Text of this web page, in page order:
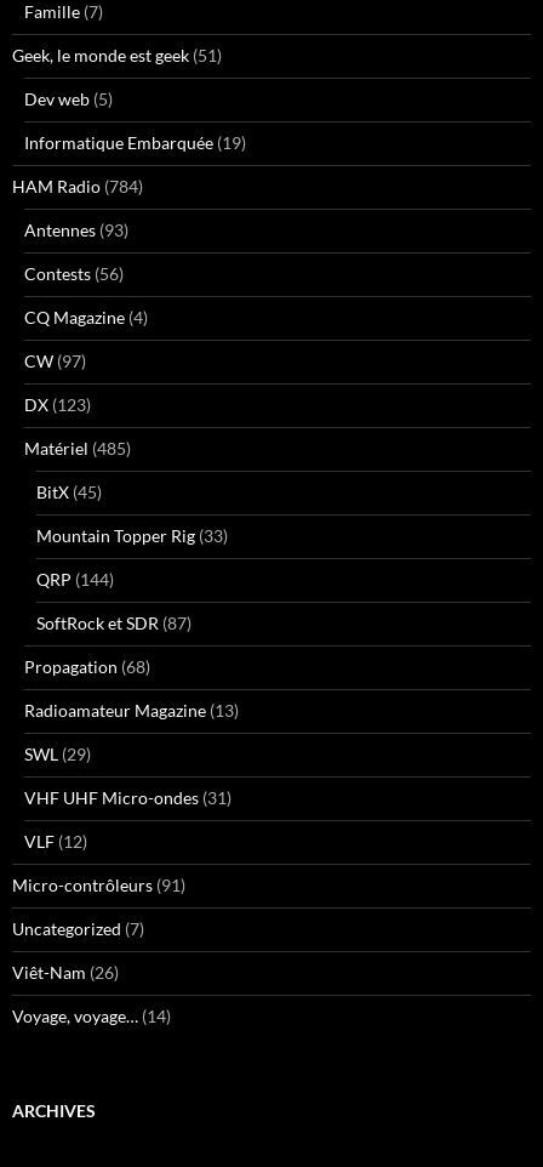
Famille (7)
Geek, le monde est geek (51)
Dev web (5)
Informatique Embarquée (19)
HAM Radio (784)
Antennes (93)
Contests (56)
CQ Magazine (4)
CW (97)
DX (123)
Matériel (485)
BitX (45)
Mountain Topper Rig (33)
QRP (144)
SoftRock et SDR (87)
Propagation (68)
Radioamateur Magazine (13)
SWL (29)
VHF UHF Micro-ondes (31)
VLF (12)
Micro-contrôleurs (91)
Uncategorized (7)
Viêt-Nam (26)
Voyage, voyage… (14)
ARCHIVES